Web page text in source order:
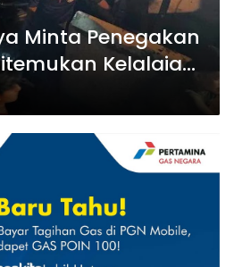
Minta Penegakan
Kelalaian